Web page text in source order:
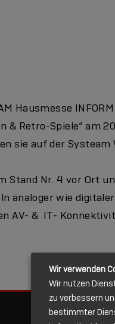
Hausmesse
& Retro-Spiele“ am
sie auf der Systeam
Stand Nr. 4 vor Ort
analoger wie
AV- & IT-
Wir verwenden
Wir nutzen
zu verbessern
bestimmter